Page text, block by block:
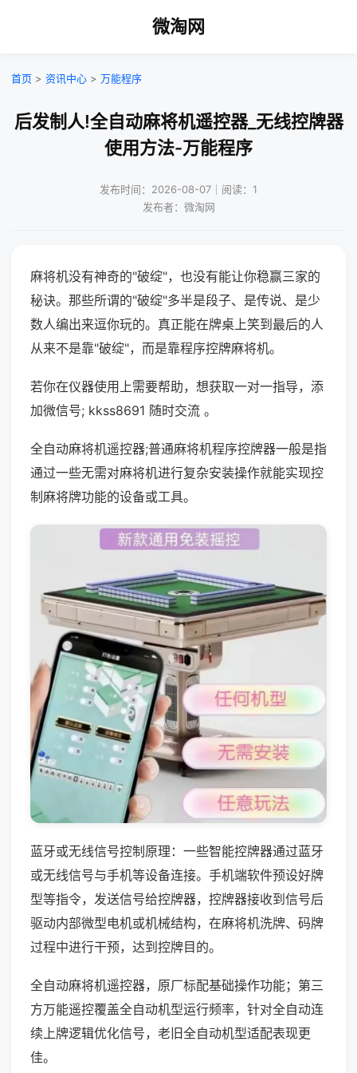
微淘网
首页 > 资讯中心 > 万能程序
后发制人!全自动麻将机遥控器_无线控牌器
使用方法-万能程序
发布时间：2026-08-07｜阅读：1
发布者：微淘网
麻将机没有神奇的"破绽"，也没有能让你稳赢三家的
秘诀。那些所谓的"破绽"多半是段子、是传说、是少
数人编出来逗你玩的。真正能在牌桌上笑到最后的人
从来不是靠"破绽"，而是靠程序控牌麻将机。
若你在仪器使用上需要帮助，想获取一对一指导，添
加微信号; kkss8691 随时交流 。
全自动麻将机遥控器;普通麻将机程序控牌器一般是指
通过一些无需对麻将机进行复杂安装操作就能实现控
制麻将牌功能的设备或工具。
蓝牙或无线信号控制原理：一些智能控牌器通过蓝牙
或无线信号与手机等设备连接。手机端软件预设好牌
型等指令，发送信号给控牌器，控牌器接收到信号后
驱动内部微型电机或机械结构，在麻将机洗牌、码牌
过程中进行干预，达到控牌目的。
全自动麻将机遥控器，原厂标配基础操作功能；第三
方万能遥控覆盖全自动机型运行频率，针对全自动连
续上牌逻辑优化信号，老旧全自动机型适配表现更
佳。